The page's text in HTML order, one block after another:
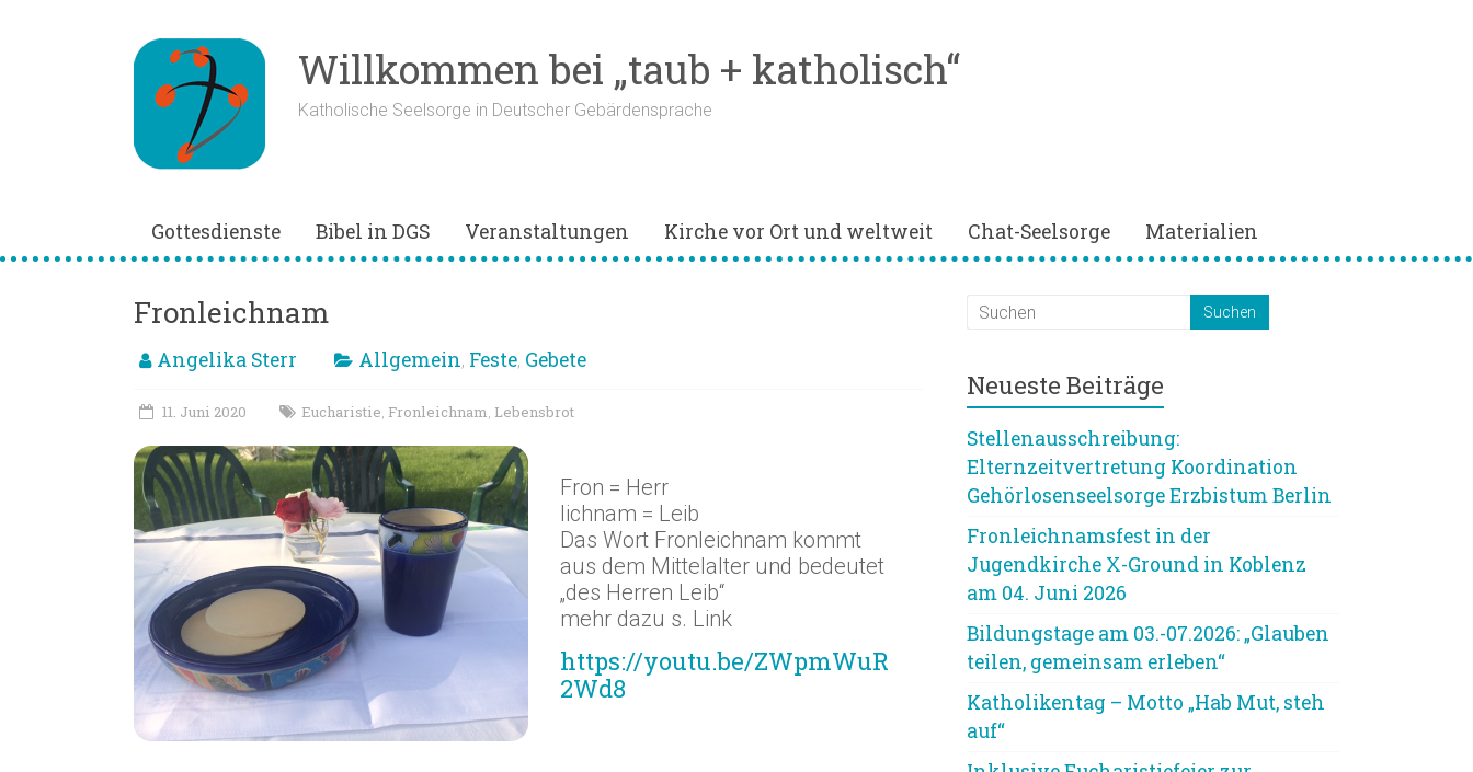
Willkommen bei „taub + katholisch“
Katholische Seelsorge in Deutscher Gebärdensprache
Gottesdienste Bibel in DGS Veranstaltungen Kirche vor Ort und weltweit Chat-Seelsorge Materialien
Fronleichnam
Angelika Sterr Allgemein, Feste, Gebete
11. Juni 2020 Eucharistie, Fronleichnam, Lebensbrot
Fron = Herr
lichnam = Leib
Das Wort Fronleichnam kommt
aus dem Mittelalter und bedeutet
„des Herren Leib“
mehr dazu s. Link
https://youtu.be/ZWpmWuR
2Wd8
Neueste Beiträge
Stellenausschreibung:
Elternzeitvertretung Koordination
Gehörlosenseelsorge Erzbistum Berlin
Fronleichnamsfest in der
Jugendkirche X-Ground in Koblenz
am 04. Juni 2026
Bildungstage am 03.-07.2026: „Glauben
teilen, gemeinsam erleben“
Katholikentag – Motto „Hab Mut, steh
auf“